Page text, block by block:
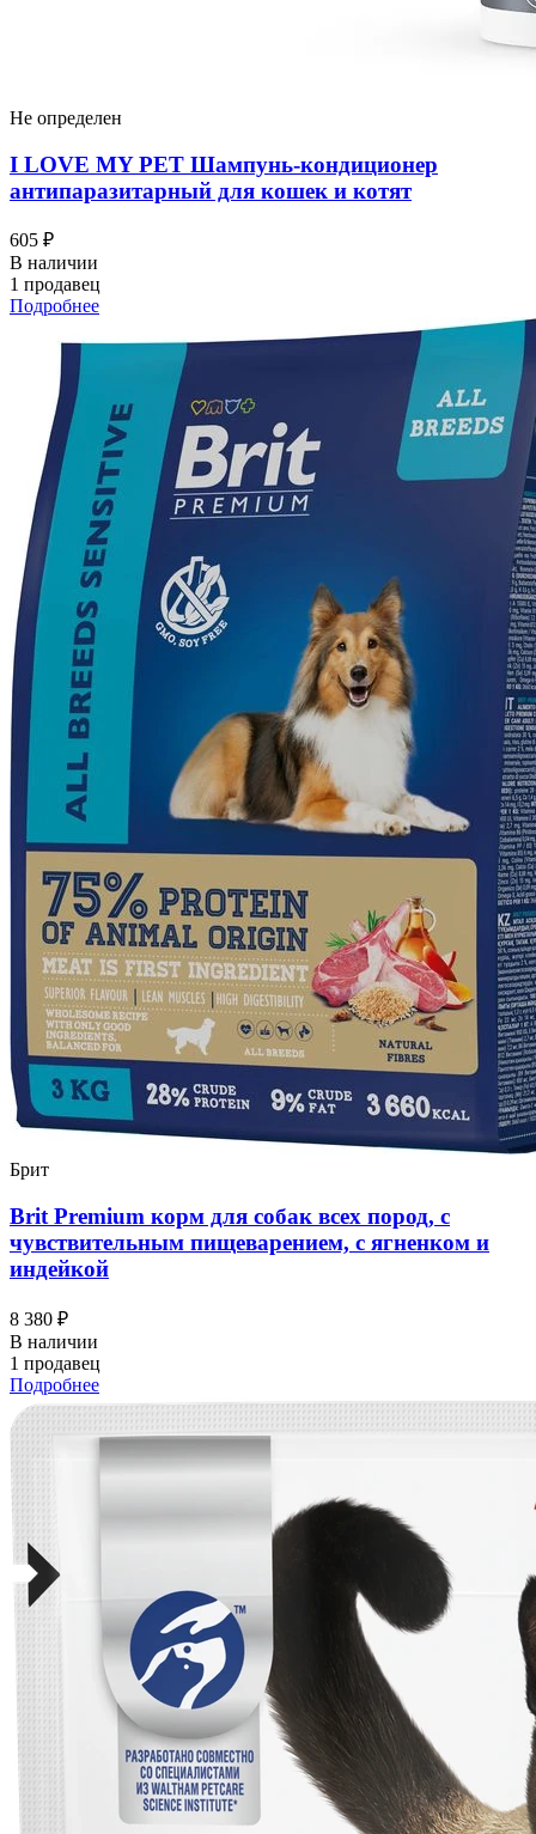
Не определен
I LOVЕ MY PET Шампунь-кондиционер
антипаразитарный для кошек и котят
605 ₽
В наличии
1 продавец
Подробнее
Брит
Brit Premium корм для собак всех пород, с
чувствительным пищеварением, с ягненком и
индейкой
8 380 ₽
В наличии
1 продавец
Подробнее